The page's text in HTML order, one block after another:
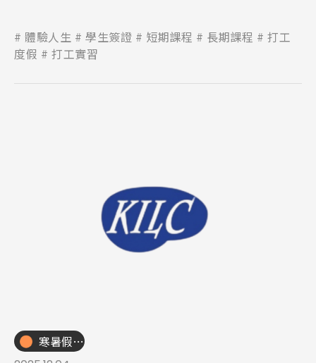
任意門
Promotion 最新優惠
體驗人生 學生簽證 短期課程 長期課程
打工
度假
打工實習
寒暑假遊學團